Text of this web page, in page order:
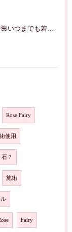
那須塩原市エステRoseFairy🌺いつまでも若々しく綺麗に💝
Rose Fairy
使用
石？
施術
Fairy